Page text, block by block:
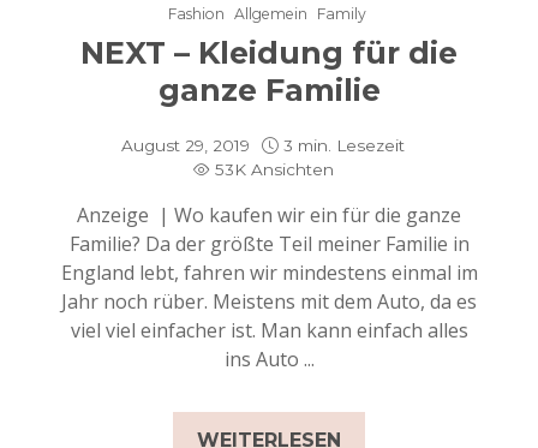
Fashion Allgemein Family
NEXT – Kleidung für die
ganze Familie
August 29, 2019
3 min. Lesezeit
53K Ansichten
Anzeige | Wo kaufen wir ein für die ganze
Familie? Da der größte Teil meiner Familie in
England lebt, fahren wir mindestens einmal im
Jahr noch rüber. Meistens mit dem Auto, da es
viel viel einfacher ist. Man kann einfach alles
ins Auto ...
WEITERLESEN